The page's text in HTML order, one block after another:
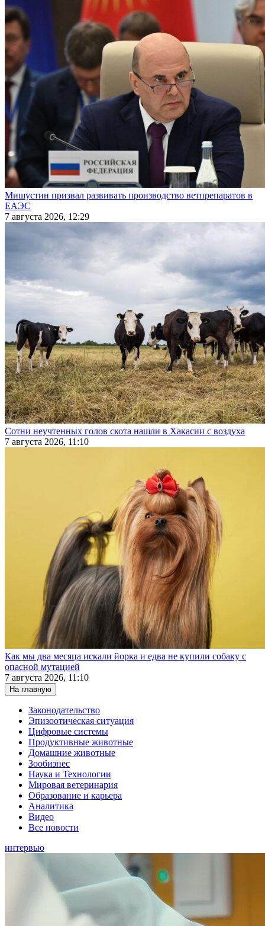
Мишустин призвал развивать производство ветпрепаратов в
ЕАЭС
7 августа 2026, 12:29
Сотни неучтенных голов скота нашли в Хакасии с воздуха
7 августа 2026, 11:10
Как мы два месяца искали йорка и едва не купили собаку с
опасной мутацией
7 августа 2026, 11:10
На главную
Законодательство
Эпизоотическая ситуация
Цифровые системы
Продуктивные животные
Домашние животные
Зообизнес
Наука и Технологии
Мировая ветеринария
Образование и карьера
Аналитика
Видео
Все новости
интервью